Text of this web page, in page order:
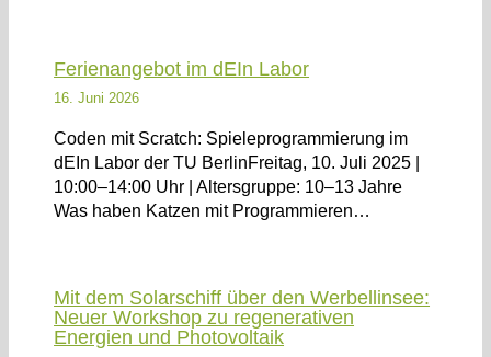
Ferienangebot im dEIn Labor
16. Juni 2026
Coden mit Scratch: Spieleprogrammierung im
dEIn Labor der TU BerlinFreitag, 10. Juli 2025 |
10:00–14:00 Uhr | Altersgruppe: 10–13 Jahre
Was haben Katzen mit Programmieren…
Mit dem Solarschiff über den Werbellinsee:
Neuer Workshop zu regenerativen
Energien und Photovoltaik